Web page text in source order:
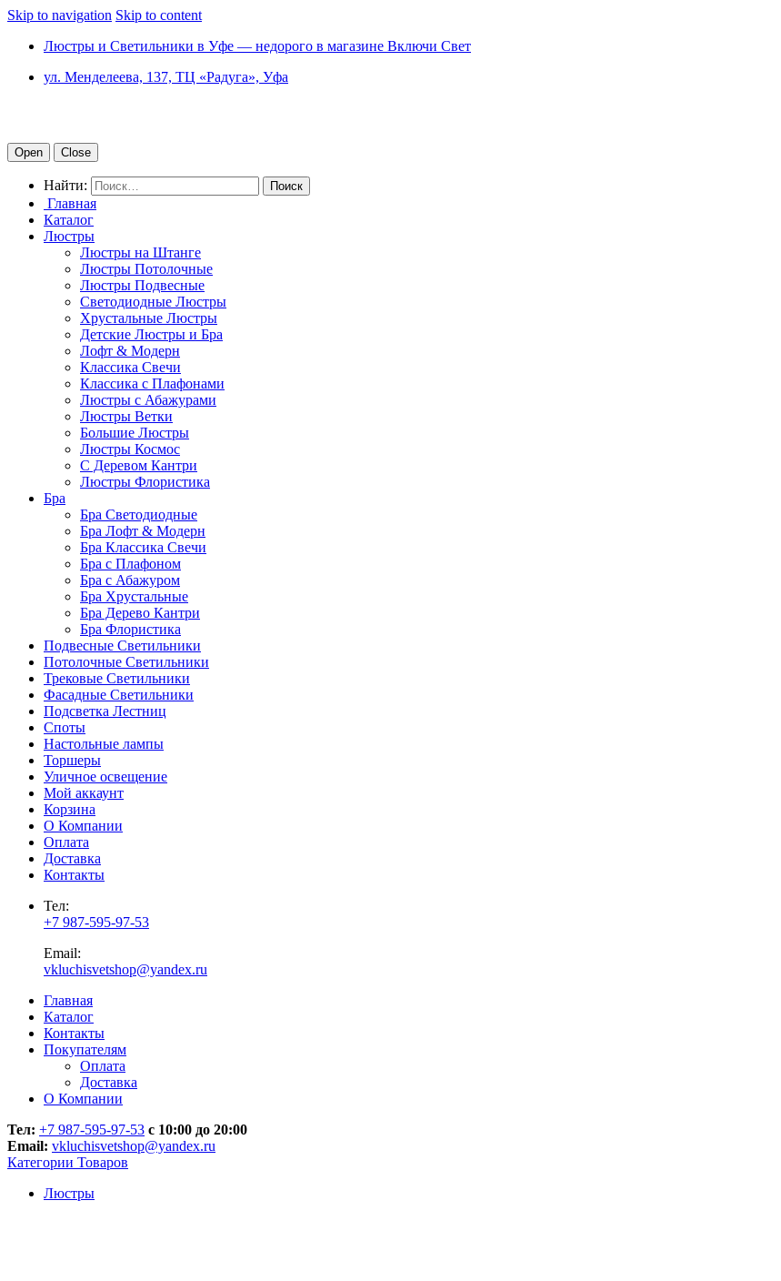
Skip to navigation Skip to content
Люстры и Светильники в Уфе — недорого в магазине Включи Свет
ул. Менделеева, 137, ТЦ «Радуга», Уфа
Open Close
Найти:
Главная
Каталог
Люстры
Люстры на Штанге
Люстры Потолочные
Люстры Подвесные
Светодиодные Люстры
Хрустальные Люстры
Детские Люстры и Бра
Лофт & Модерн
Классика Свечи
Классика с Плафонами
Люстры с Абажурами
Люстры Ветки
Большие Люстры
Люстры Космос
С Деревом Кантри
Люстры Флористика
Бра
Бра Светодиодные
Бра Лофт & Модерн
Бра Классика Свечи
Бра с Плафоном
Бра с Абажуром
Бра Хрустальные
Бра Дерево Кантри
Бра Флористика
Подвесные Светильники
Потолочные Светильники
Трековые Светильники
Фасадные Светильники
Подсветка Лестниц
Споты
Настольные лампы
Торшеры
Уличное освещение
Мой аккаунт
Корзина
О Компании
Оплата
Доставка
Контакты
Тел:
+7 987-595-97-53
Email:
vkluchisvetshop@yandex.ru
Главная
Каталог
Контакты
Покупателям
Оплата
Доставка
О Компании
Тел: +7 987-595-97-53 с 10:00 до 20:00
Email: vkluchisvetshop@yandex.ru
Категории Товаров
Люстры